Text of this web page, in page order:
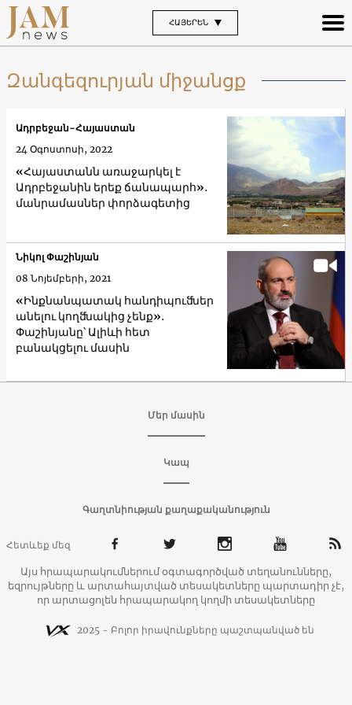
ՀԱՅԵՐԵՆ
Զանգեզուրյան միջանցք
«Հայաստանն առաջարկել է
Ադրբեջանին երեք ճանապարհ»․
մանրամասներ փորձագետից
Ադրբեջան-Հայաստան
24 Օգոստոսի, 2022
«Ինքնանպատակ հանդիպուﬓեր
անելու կողﬓակից չենք»․
Փաշինյանը՝ Ալիևի հետ
բանակցելու մասին
Նիկոլ Փաշինյան
08 Նոյեմբերի, 2021
Մեր մասին
Կապ
Գաղտնիության քաղաքականություն
Հետևեք մեզ
Այս հրապարակումներում օգտագործված տեղանունները,
եզրույթները և արտահայտված տեսակետները պարտադիր չէ,
որ արտացոլեն հրապարակող կողմի տեսակետները
2025 - Բոլոր իրավունքները պաշտպանված են